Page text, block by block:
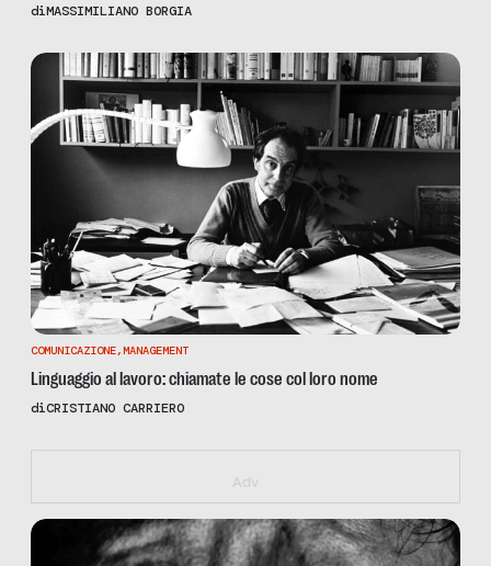
diMASSIMILIANO BORGIA
COMUNICAZIONE,MANAGEMENT
Linguaggio al lavoro: chiamate le cose col loro nome
diCRISTIANO CARRIERO
https://giustotonoholdenfdr.eventbrite.it
Adv